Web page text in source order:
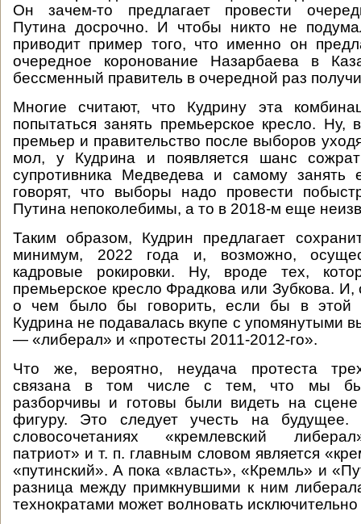
Он зачем-то предлагает провести
Путина досрочно. И чтобы никто не
приводит пример того, что именно он
очередное коронование Назарбаева в
бессменный правитель в очередной раз
Многие считают, что Кудрину эта
попытаться занять премьерское кресло. Ну,
премьер и правительство после выборов
мол, у Кудрина и появляется шанс
супротивника Медведева и самому
говорят, что выборы надо провести
Путина непоколебимы, а то в 2018-м еще
Таким образом, Кудрин предлагает
минимум, 2022 года и, возможно,
кадровые рокировки. Ну, вроде тех,
премьерское кресло Фрадкова или Зубкова. И,
о чем было бы говорить, если бы в этой
Кудрина не подавалась вкупе с упомянутыми
— «либерал» и «протесты 2011-2012-го».
Что же, вероятно, неудача протеста
связана в том числе с тем, что мы
разборчивы и готовы были видеть на
фигуру. Это следует учесть на
словосочетаниях «кремлевский
патриот» и т. п. главным словом является
«путинский». А пока «власть», «Кремль» и
разница между примкнувшими к ним
технократами может волновать